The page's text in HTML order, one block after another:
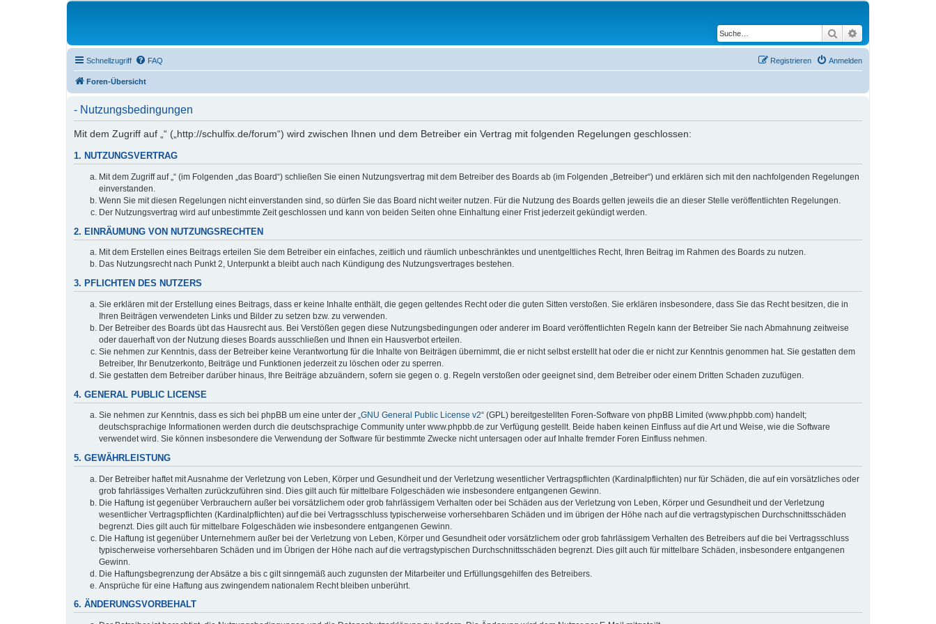
Suche
Schnellzugriff FAQ Anmelden
Registrieren
Foren-Übersicht
- Nutzungsbedingungen
Mit dem Zugriff auf „“ („http://schulfix.de/forum“) wird zwischen Ihnen und dem Betreiber ein Vertrag mit folgenden Regelungen geschlossen:
1. NUTZUNGSVERTRAG
Mit dem Zugriff auf „“ (im Folgenden „das Board“) schließen Sie einen Nutzungsvertrag mit dem Betreiber des Boards ab (im Folgenden „Betreiber“) und erklären sich mit den nachfolgenden Regelungen
einverstanden.
Wenn Sie mit diesen Regelungen nicht einverstanden sind, so dürfen Sie das Board nicht weiter nutzen. Für die Nutzung des Boards gelten jeweils die an dieser Stelle veröffentlichten Regelungen.
Der Nutzungsvertrag wird auf unbestimmte Zeit geschlossen und kann von beiden Seiten ohne Einhaltung einer Frist jederzeit gekündigt werden.
2. EINRÄUMUNG VON NUTZUNGSRECHTEN
Mit dem Erstellen eines Beitrags erteilen Sie dem Betreiber ein einfaches, zeitlich und räumlich unbeschränktes und unentgeltliches Recht, Ihren Beitrag im Rahmen des Boards zu nutzen.
Das Nutzungsrecht nach Punkt 2, Unterpunkt a bleibt auch nach Kündigung des Nutzungsvertrages bestehen.
3. PFLICHTEN DES NUTZERS
Sie erklären mit der Erstellung eines Beitrags, dass er keine Inhalte enthält, die gegen geltendes Recht oder die guten Sitten verstoßen. Sie erklären insbesondere, dass Sie das Recht besitzen, die in
Ihren Beiträgen verwendeten Links und Bilder zu setzen bzw. zu verwenden.
Der Betreiber des Boards übt das Hausrecht aus. Bei Verstößen gegen diese Nutzungsbedingungen oder anderer im Board veröffentlichten Regeln kann der Betreiber Sie nach Abmahnung zeitweise
oder dauerhaft von der Nutzung dieses Boards ausschließen und Ihnen ein Hausverbot erteilen.
Sie nehmen zur Kenntnis, dass der Betreiber keine Verantwortung für die Inhalte von Beiträgen übernimmt, die er nicht selbst erstellt hat oder die er nicht zur Kenntnis genommen hat. Sie gestatten dem
Betreiber, Ihr Benutzerkonto, Beiträge und Funktionen jederzeit zu löschen oder zu sperren.
Sie gestatten dem Betreiber darüber hinaus, Ihre Beiträge abzuändern, sofern sie gegen o. g. Regeln verstoßen oder geeignet sind, dem Betreiber oder einem Dritten Schaden zuzufügen.
4. GENERAL PUBLIC LICENSE
Sie nehmen zur Kenntnis, dass es sich bei phpBB um eine unter der „GNU General Public License v2“ (GPL) bereitgestellten Foren-Software von phpBB Limited (www.phpbb.com) handelt;
deutschsprachige Informationen werden durch die deutschsprachige Community unter www.phpbb.de zur Verfügung gestellt. Beide haben keinen Einfluss auf die Art und Weise, wie die Software
verwendet wird. Sie können insbesondere die Verwendung der Software für bestimmte Zwecke nicht untersagen oder auf Inhalte fremder Foren Einfluss nehmen.
5. GEWÄHRLEISTUNG
Der Betreiber haftet mit Ausnahme der Verletzung von Leben, Körper und Gesundheit und der Verletzung wesentlicher Vertragspflichten (Kardinalpflichten) nur für Schäden, die auf ein vorsätzliches oder
grob fahrlässiges Verhalten zurückzuführen sind. Dies gilt auch für mittelbare Folgeschäden wie insbesondere entgangenen Gewinn.
Die Haftung ist gegenüber Verbrauchern außer bei vorsätzlichem oder grob fahrlässigem Verhalten oder bei Schäden aus der Verletzung von Leben, Körper und Gesundheit und der Verletzung
wesentlicher Vertragspflichten (Kardinalpflichten) auf die bei Vertragsschluss typischerweise vorhersehbaren Schäden und im übrigen der Höhe nach auf die vertragstypischen Durchschnittsschäden
begrenzt. Dies gilt auch für mittelbare Folgeschäden wie insbesondere entgangenen Gewinn.
Die Haftung ist gegenüber Unternehmern außer bei der Verletzung von Leben, Körper und Gesundheit oder vorsätzlichem oder grob fahrlässigem Verhalten des Betreibers auf die bei Vertragsschluss
typischerweise vorhersehbaren Schäden und im Übrigen der Höhe nach auf die vertragstypischen Durchschnittsschäden begrenzt. Dies gilt auch für mittelbare Schäden, insbesondere entgangenen
Gewinn.
Die Haftungsbegrenzung der Absätze a bis c gilt sinngemäß auch zugunsten der Mitarbeiter und Erfüllungsgehilfen des Betreibers.
Ansprüche für eine Haftung aus zwingendem nationalem Recht bleiben unberührt.
6. ÄNDERUNGSVORBEHALT